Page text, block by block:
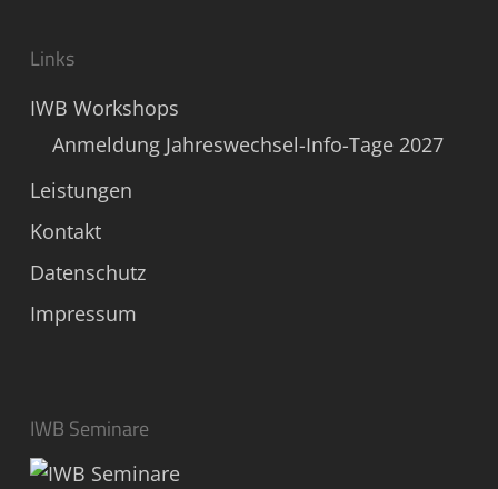
Links
IWB Workshops
Anmeldung Jahreswechsel-Info-Tage 2027
Leistungen
Kontakt
Datenschutz
Impressum
IWB Seminare